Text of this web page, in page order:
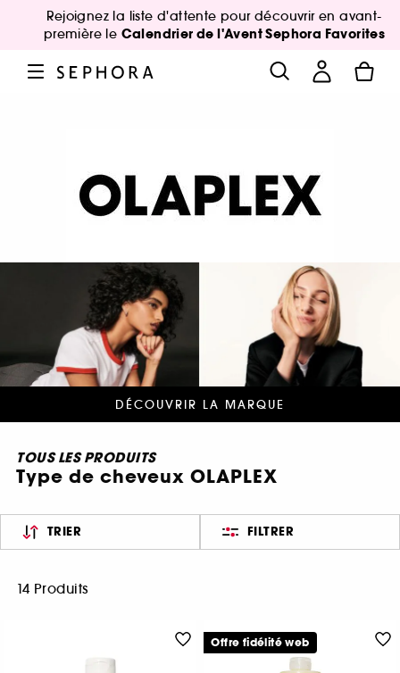
Rejoignez la liste d'attente pour découvrir en avant-
première le Calendrier de l'Avent Sephora Favorites
DÉCOUVRIR LA MARQUE
TOUS LES PRODUITS
Type de cheveux OLAPLEX
TRIER FILTRER
14 Produits
Offre fidélité web